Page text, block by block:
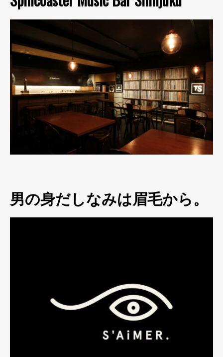
男の身だしなみは眉毛から。